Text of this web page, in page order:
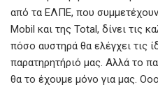
από τα ΕΛΠΕ, που
Mobil και της Total, δίνει τις
πόσο αυστηρά θα ελέγχει τις
παρατηρητήριό μας. Αλλά το
θα το έχουμε μόνο για μας.